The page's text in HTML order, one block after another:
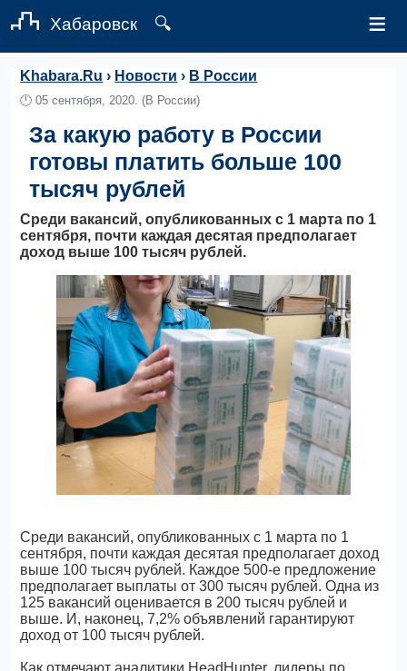
Хабаровск 🔍 ≡
Khabara.Ru › Новости › В России
🕛05 сентября, 2020. (В России)
За какую работу в России
готовы платить больше 100
тысяч рублей
Среди вакансий, опубликованных с 1 марта по 1
сентября, почти каждая десятая предполагает
доход выше 100 тысяч рублей.
Среди вакансий, опубликованных с 1 марта по 1
сентября, почти каждая десятая предполагает доход
выше 100 тысяч рублей. Каждое 500-е предложение
предполагает выплаты от 300 тысяч рублей. Одна из
125 вакансий оценивается в 200 тысяч рублей и
выше. И, наконец, 7,2% объявлений гарантируют
доход от 100 тысяч рублей.
Как отмечают аналитики HeadHunter, лидеры по